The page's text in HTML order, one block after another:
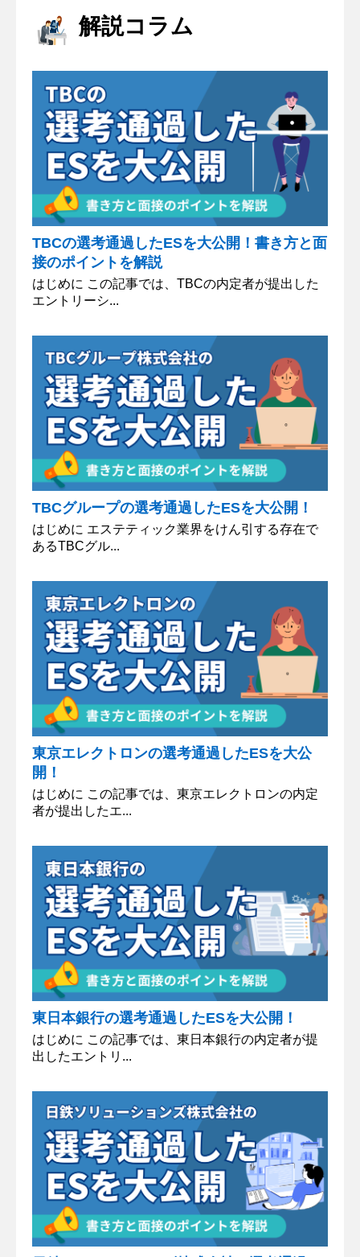
解説コラム
TBCの選考通過したESを大公開！書き方と面
接のポイントを解説
はじめに この記事では、TBCの内定者が提出した
エントリーシ...
TBCグループの選考通過したESを大公開！
はじめに エステティック業界をけん引する存在で
あるTBCグル...
東京エレクトロンの選考通過したESを大公
開！
はじめに この記事では、東京エレクトロンの内定
者が提出したエ...
東日本銀行の選考通過したESを大公開！
はじめに この記事では、東日本銀行の内定者が提
出したエントリ...